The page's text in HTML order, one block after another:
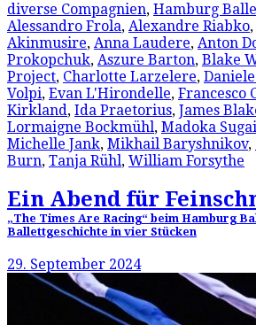
diverse Compagnien, Hamburg
Alessandro Frola, Alexandre Riabko,
Akinmusire, Anna Laudere, Anton
Prokopchuk, Aszure Barton, Blake
Project, Charlotte Larzelere,
Volpi, Evan L'Hirondelle, Francesco
Kirkland, Ida Praetorius, James
Lormaigne Bockmühl, Madoka Sugai
Michelle Jank, Mikhail Baryshnikov,
Burn, Tanja Rühl, William Forsythe
Ein Abend für
„The Times Are Racing“ beim Hamburg
Ballettgeschichte in vier Stücken
29. September 2024